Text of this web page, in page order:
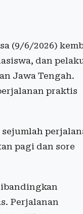
(9/6/2026)
dan
Jawa Tengah.
praktis
pagi dan sore
Perjalanan